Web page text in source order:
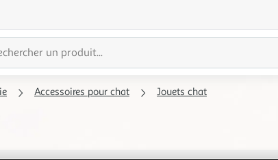
Accessoires pour chat Jouets chat